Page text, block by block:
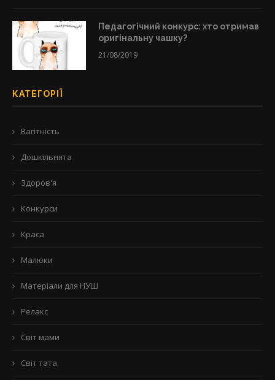
Педагогічний конкурс: хто отримав
оригінальну чашку?
21/08/2019
КАТЕГОРІЇ
Вагітність
Дошкільнята
Здоров'я
Конкурси
Краса
Малюки
Матеріали для НУШ
Релакс
Світ мами
Світ тата